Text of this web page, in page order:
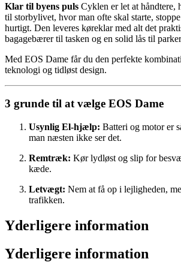
Klar til byens puls Cyklen er let at håndtere,
til storbylivet, hvor man ofte skal starte,
hurtigt. Den leveres køreklar med alt det
bagagebærer til tasken og en solid lås til
Med EOS Dame får du den perfekte
teknologi og tidløst design.
3 grunde til at vælge EOS Dame
Usynlig El-hjælp: Batteri og motor er
man næsten ikke ser det.
Remtræk: Kør lydløst og slip for
kæde.
Letvægt: Nem at få op i lejligheden,
trafikken.
Yderligere information
Yderligere information